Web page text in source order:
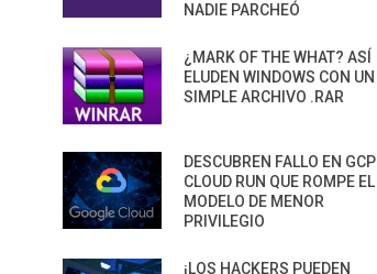
NADIE PARCHEÓ
¿MARK OF THE WHAT? ASÍ
ELUDEN WINDOWS CON UN
SIMPLE ARCHIVO .RAR
DESCUBREN FALLO EN GCP
CLOUD RUN QUE ROMPE EL
MODELO DE MENOR
PRIVILEGIO
¡LOS HACKERS PUEDEN